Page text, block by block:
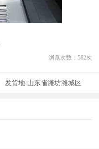
浏览次数： 582次
发货地:山东省潍坊潍城区